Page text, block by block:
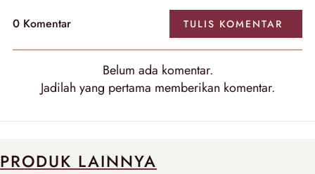
0 Komentar TULIS KOMENTAR
Belum ada komentar.
Jadilah yang pertama memberikan komentar.
PRODUK LAINNYA